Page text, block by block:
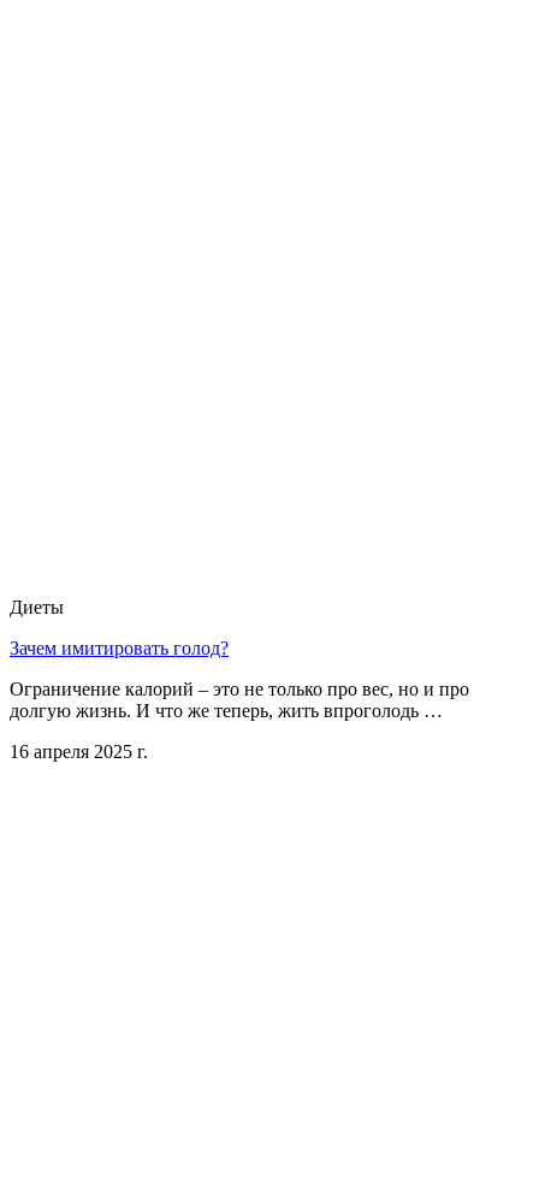
Диеты
Зачем имитировать голод?
Ограничение калорий – это не только про вес, но и про
долгую жизнь. И что же теперь, жить впроголодь …
16 апреля 2025 г.